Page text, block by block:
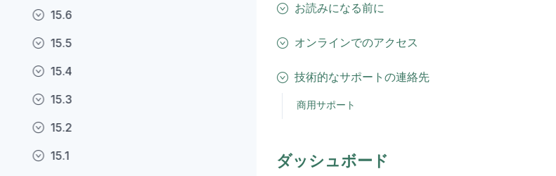
15.6
15.5
15.4
15.3
15.2
15.1
お読みになる前に
オンラインでのアクセス
技術的なサポートの連絡先
商用サポート
ダッシュボード